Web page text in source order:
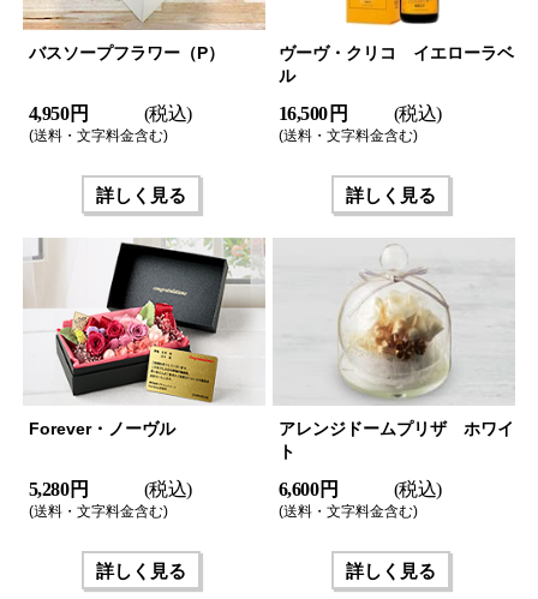
バスソープフラワー（P）
4,950 円 (税込)
(送料・文字料金含む)
詳しく見る
ヴーヴ・クリコ イエローラベ
ル
16,500 円 (税込)
(送料・文字料金含む)
詳しく見る
Forever・ノーヴル
5,280 円 (税込)
(送料・文字料金含む)
詳しく見る
アレンジドームプリザ ホワイ
ト
6,600 円 (税込)
(送料・文字料金含む)
詳しく見る